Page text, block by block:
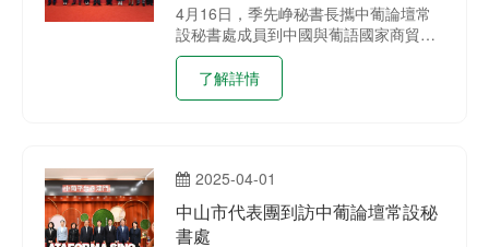
4月16日，季先峥秘書長攜中葡論壇常
設秘書處成員到中國與葡語國家商貿合
作服務平台綜合體參觀澳門“全民國家安
全教育展”。
了解詳情
2025-04-01
中山市代表團到訪中葡論壇常設秘
書處